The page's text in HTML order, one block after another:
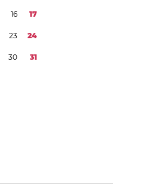
16 17
23 24
30 31